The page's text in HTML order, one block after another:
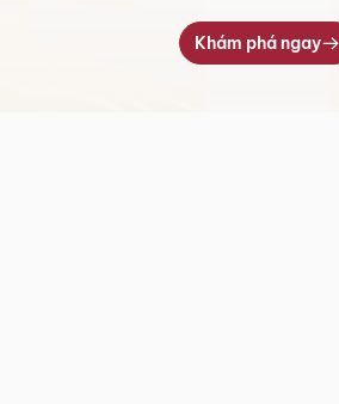
Khám phá ngay